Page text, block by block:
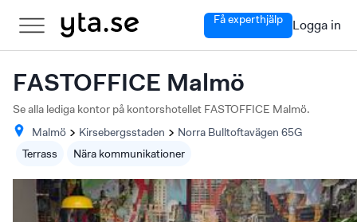
Få experthjälp Logga in
FASTOFFICE Malmö
Se alla lediga kontor på kontorshotellet FASTOFFICE Malmö.
Malmö
Kirsebergsstaden Norra Bulltoftavägen 65G
Terrass
Nära kommunikationer